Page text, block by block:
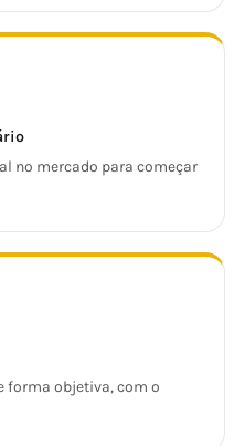
no mercado para começar
forma objetiva, com o